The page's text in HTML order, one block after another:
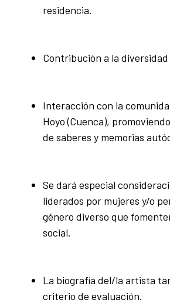
residencia.
Contribución a la
Interacción con la
Hoyo (Cuenca),
de saberes y memorias
Se dará especial
liderados por mujeres y/o
género diverso que
social.
La biografía del/la artista
criterio de evaluación.